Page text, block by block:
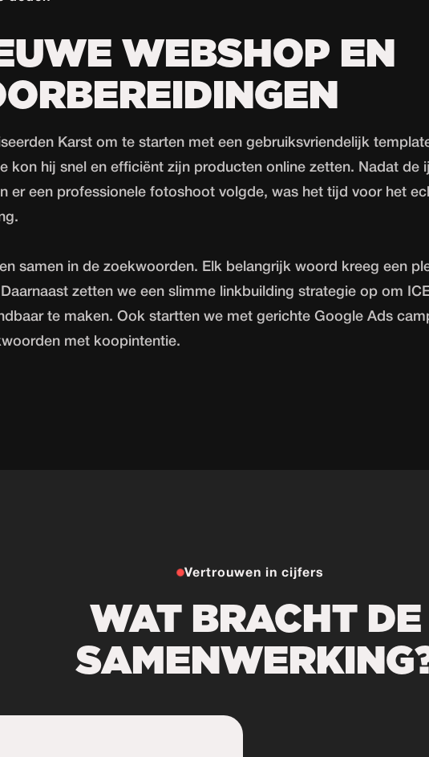
WEBSHOP EN
Karst om te starten met een gebruiksvriendelijk
kon hij snel en efficiënt zijn producten online zetten. Nadat de
er een professionele fotoshoot volgde, was het tijd voor het
samen in de zoekwoorden. Elk belangrijk woord kreeg een
zetten we een slimme linkbuilding strategie op om
te maken. Ook startten we met gerichte Google Ads
met koopintentie.
Vertrouwen in cijfers
WAT BRACHT DE